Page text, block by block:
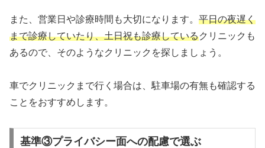
また、営業日や診療時間も大切になります。 平日の夜遅く
まで診療していたり、土日祝も診療しているクリニックも
あるので、そのようなクリニックを探しましょう。
車でクリニックまで行く場合は、駐車場の有無も確認する
ことをおすすめします。
基準③プライバシー面への配慮で選ぶ